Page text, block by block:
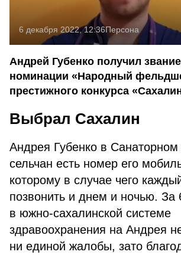
6 декабря 2022, 12:36Персона
Андрей Губенко получил
номинации «Народный
престижного конкурса
Выбрал Сахалин
Андрея Губенко в
сельчан есть номер его
которому в случае чего
позвонить и днем и ночью. За
в южно-сахалинской системе
здравоохранения на Андрея
ни единой жалобы, зато